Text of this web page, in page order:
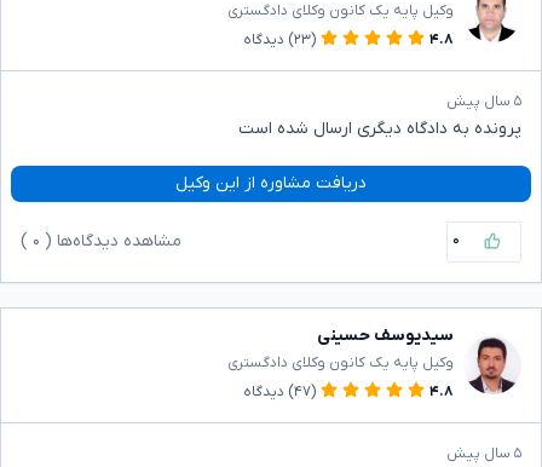
وکیل پایه یک کانون وکلای دادگستری
۴.۸
(۲۳) دیدگاه
۵ سال پیش
پرونده به دادگاه دیگری ارسال شده است
دریافت مشاوره از این وکیل
۰ مشاهده دیدگاه‌ها ( ۰
سیدیوسف حسینی
وکیل پایه یک کانون وکلای دادگستری
۴.۸
(۴۷) دیدگاه
۵ سال پیش